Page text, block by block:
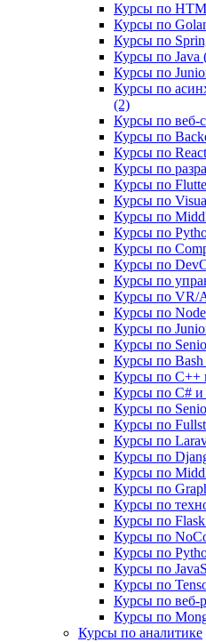
Курсы по
Курсы по
Курсы по
Курсы по Java
Курсы по
Курсы по
(2)
Курсы по
Курсы по
Курсы по
Курсы по
Курсы по
Курсы по
Курсы по
Курсы по
Курсы по
Курсы по
Курсы по
Курсы по VR/
Курсы по
Курсы по
Курсы по
Курсы по Bash
Курсы по C++
Курсы по C#
Курсы по
Курсы по
Курсы по
Курсы по
Курсы по
Курсы по
Курсы по
Курсы по
Курсы по
Курсы по
Курсы по
Курсы по
Курсы по
Курсы по
Курсы по аналитике